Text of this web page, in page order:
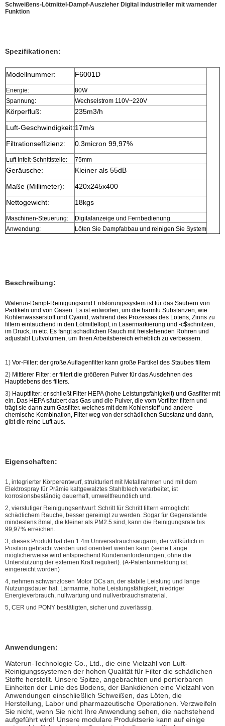
Schweißens-Lötmittel-Dampf-Auszieher Digital industrieller mit warnender
Funktion
Spezifikationen:
Modellnummer: F6001D
Energie:
80W
Spannung:
Wechselstrom 110V~220V
Körperfluß:
235m3/h
Luft-Geschwindigkeit:17m/s
Filtrationseffizienz:
0.3micron 99,97%
Luft Infelt-Schnittstelle: 75mm
Geräusche:
Kleiner als 55dB
Maße (Millimeter):
420x245x400
Nettogewicht:
18kgs
Maschinen-Steuerung:
Digitalanzeige und Fernbedienung
Anwendung:
Löten Sie Dampfabbau und reinigen Sie System
Beschreibung:
Waterun-Dampf-Reinigungsund Entstörungssystem ist für das Säubern von
Partikeln und von Gasen. Es ist entworfen, um die harmfu Substanzen, wie
Kohlenwasserstoff und Cyanid, während des Prozesses des Lötens, Zinns zu
filtern eintauchend in den Lötmitteltopf, in Lasermarkierung und -c$schnitzen,
im Druck, in etc. Es fängt schädlichen Rauch mit freistehenden Rohren und
adjustabl Luftvolumen, um Ihren Arbeitsbereich erheblich zu verbessern.
1) Vor-Filter: der große Auflagenfilter kann große Partikel des Staubes filtern
2) Mittlerer Filter: er filtert die größeren Pulver für das Ausdehnen des
Hauptlebens des filters.
3) Hauptfilter: er schließt Filter HEPA (hohe Leistungsfähigkeit) und Gasfilter mit
ein. Das HEPA säubert das Gas und die Pulver, die vom Vorfilter filtern und
trägt sie dann zum Gasfilter. welches mit dem Kohlenstoff und andere
chemische Kombination, Filter weg von der schädlichen Substanz und dann,
gibt die reine Luft aus.
Eigenschaften:
1, integrierter Körperentwurf, strukturiert mit Metallrahmen und mit dem
Elektrospray für Prämie kaltgewalztes Stahlblech verarbeitet, ist
korrosionsbeständig dauerhaft, umweltfreundlich und.
2, vierstufiger Reinigungsentwurf: Schritt für Schritt filtern ermöglicht
schädlichem Rauche, besser gereinigt zu werden. Sogar für Gegenstände
mindestens 8mal, die kleiner als PM2.5 sind, kann die Reinigungsrate bis
99,97% erreichen.
3, dieses Produkt hat den 1.4m Universalrauchsaugarm, der willkürlich in
Position gebracht werden und orientiert werden kann (seine Länge
möglicherweise wird entsprechend Kundenanforderungen, ohne die
Unterstützung der externen Kraft reguliert). (A-Patentanmeldung ist.
eingereicht worden)
4, nehmen schwanzlosen Motor DCs an, der stabile Leistung und lange
Nutzungsdauer hat. Lärmarme, hohe Leistungsfähigkeit, niedriger
Energieverbrauch, nullwartung und nullverbrauchsmaterial.
5, CER und PONY bestätigten, sicher und zuverlässig.
Anwendungen:
Waterun-Technologie Co., Ltd., die eine Vielzahl von Luft-
Reinigungssystemen der hohen Qualität für Filter die schädlichen
Stoffe herstellt. Unsere Spitze, angebrachten und portierbaren
Einheiten der Linie des Bodens, der Bankdienen eine Vielzahl von
Anwendungen einschließlich Schweißen, das Löten, die
Herstellung, Labor und pharmazeutische Operationen. Verzweifeln
Sie nicht, wenn Sie nicht Ihre Anwendung sehen, die nachstehend
aufgeführt wird! Unsere modulare Produktserie kann auf einige